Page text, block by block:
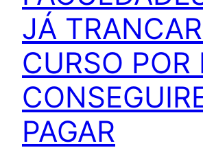
JÁ
CURSO POR
PAGAR